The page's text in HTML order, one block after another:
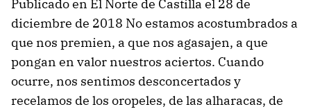
Publicado en El Norte de Castilla el 28 de
diciembre de 2018 No estamos acostumbrados a
que nos premien, a que nos agasajen, a que
pongan en valor nuestros aciertos. Cuando
ocurre, nos sentimos desconcertados y
recelamos de los oropeles, de las alharacas, de